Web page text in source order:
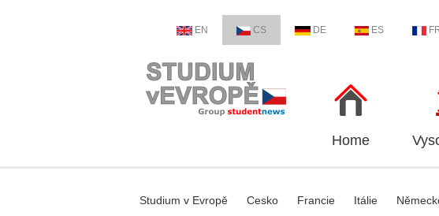
EN CS DE ES
Home
Studium v Evropě Cesko Francie Itálie